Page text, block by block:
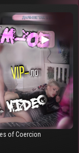
▶
of Coercion